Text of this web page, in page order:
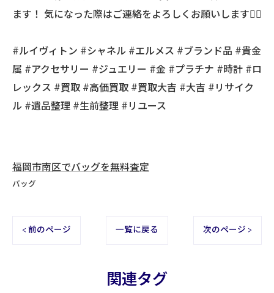
ます！ 気になった際はご連絡をよろしくお願いします🙇‍♂️
#ルイヴィトン #シャネル #エルメス #ブランド品 #貴金
属 #アクセサリー #ジュエリー #金 #プラチナ #時計 #ロ
レックス #買取 #高価買取 #買取大吉 #大吉 #リサイク
ル #遺品整理 #生前整理 #リユース
福岡市南区でバッグを無料査定
バッグ
< 前のページ 一覧に戻る 次のページ >
関連タグ